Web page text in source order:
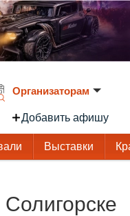
Организаторам
Добавить афишу
Выставки